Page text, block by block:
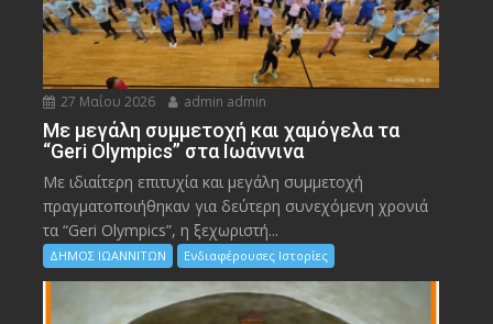
27 Μαΐου 2026 admin admin
Με μεγάλη συμμετοχή και χαμόγελα τα
“Geri Olympics” στα Ιωάννινα
Με ιδιαίτερη επιτυχία και μεγάλη συμμετοχή
πραγματοποιήθηκαν για δεύτερη συνεχόμενη χρονιά
τα “Geri Olympics”, η ξεχωριστή...
ΔΗΜΟΣ ΙΩΑΝΝΙΤΩΝ Ενδιαφέρουσες Ιστορίες